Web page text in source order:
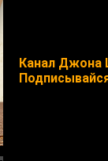
Канал Джона